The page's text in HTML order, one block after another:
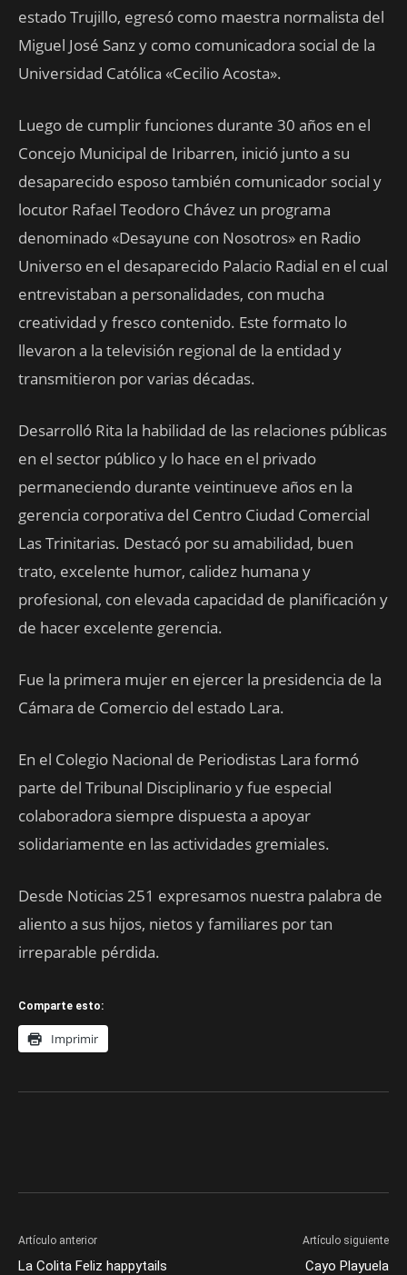
estado Trujillo, egresó como maestra normalista del
Miguel José Sanz y como comunicadora social de la
Universidad Católica «Cecilio Acosta».
Luego de cumplir funciones durante 30 años en el
Concejo Municipal de Iribarren, inició junto a su
desaparecido esposo también comunicador social y
locutor Rafael Teodoro Chávez un programa
denominado «Desayune con Nosotros» en Radio
Universo en el desaparecido Palacio Radial en el cual
entrevistaban a personalidades, con mucha
creatividad y fresco contenido. Este formato lo
llevaron a la televisión regional de la entidad y
transmitieron por varias décadas.
Desarrolló Rita la habilidad de las relaciones públicas
en el sector público y lo hace en el privado
permaneciendo durante veintinueve años en la
gerencia corporativa del Centro Ciudad Comercial
Las Trinitarias. Destacó por su amabilidad, buen
trato, excelente humor, calidez humana y
profesional, con elevada capacidad de planificación y
de hacer excelente gerencia.
Fue la primera mujer en ejercer la presidencia de la
Cámara de Comercio del estado Lara.
En el Colegio Nacional de Periodistas Lara formó
parte del Tribunal Disciplinario y fue especial
colaboradora siempre dispuesta a apoyar
solidariamente en las actividades gremiales.
Desde Noticias 251 expresamos nuestra palabra de
aliento a sus hijos, nietos y familiares por tan
irreparable pérdida.
Comparte esto:
Imprimir
Artículo anterior
La Colita Feliz happytails
Artículo siguiente
Cayo Playuela